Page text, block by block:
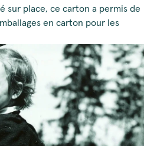
sur place, ce carton a permis de
en carton pour les